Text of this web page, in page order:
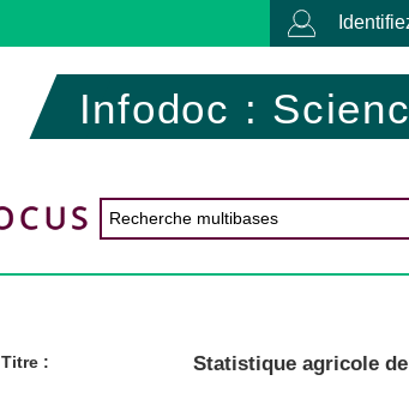
Infodoc :
Titre : Statistique agricole